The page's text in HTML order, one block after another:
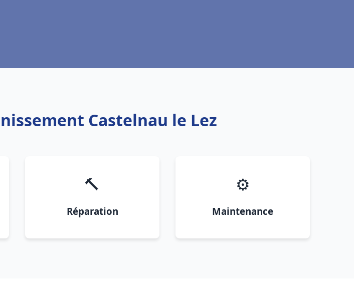
Castelnau le Lez
🔨
Réparation
⚙️
Maintenance